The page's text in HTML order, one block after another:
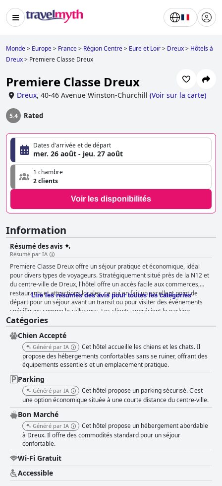
Monde> Europe> France> Région Centre> Eure et Loir> Dreux> Hôtels à
Dreux> Premiere Classe Dreux
Premiere Classe Dreux
Dreux, 40-46 Avenue Winston-Churchill (Voir sur la carte)
5.4 Rated
Dates d'arrivée et de départ
mer. 26 août - jeu. 27 août
1 chambre
2 clients
Voir les disponibilités
Information
Résumé des avis
Résumé par IA
Premiere Classe Dreux offre un séjour pratique et économique, idéal
pour divers types de voyageurs. Stratégiquement situé près de la N12 et
du centre-ville de Dreux, l'hôtel offre un accès facile aux commerces,
restaurants et attractions locales, ce qui en fait un excellent point de
départ pour un séjour avant un transit ou pour visiter des événements
spécifiques comme le rallycross. Les clients apprécient le parking
spacieux, propre et sécurisé, ce qui ajoute une tranquillité d'esprit pour
ceux qui viennent en voiture. Le petit-déjeuner de l'hôtel, bien que
basique, reçoit des remarques positives pour le pain frais et son prix
raisonnable. Cependant, le manque de variété et l'espace limité dans la
salle de petit-déjeuner peuvent être un inconvénient pour certains. Les
chambres sont décrites comme petites et ayant besoin de modernisation
avec une propreté variable, mais elles sont généralement considérées
comme adaptées pour des séjours courts ou d'urgence. Malgré l'usure,
les lits sont fréquemment mentionnés comme confortables, contribuant
à une nuit de sommeil réparatrice. L'atout majeur du Premiere Classe
Dreux est son personnel, qui est constamment loué pour sa gentillesse et
son serviabilité. Que ce soit l'accueil chaleureux ou le service attentif de
l'équipe de nettoyage, les efforts du personnel améliorent
considérablement l'expérience client. Bien que le service Wi-Fi ait des
critiques mitigées, allant de très bon à incohérent, le service global et
l'emplacement contribuent toujours positivement au séjour. En résumé,
Premiere Classe Dreux est apprécié pour son emplacement pratique, ses
prix économiques, son parking sécurisé et surtout pour son personnel
amical et arrangeant. Malgré certaines incohérences dans la propreté et
Lire les résumés des avis pour toutes les catégories
Catégories
Chien Accepté
Généré par IA
Cet hôtel accueille les chiens et les chats. Il
propose des hébergements confortables sans se ruiner, offrant des
équipements essentiels et un emplacement pratique.
Parking
Généré par IA
Cet hôtel propose un parking sécurisé. C'est
une option économique située à une courte distance du centre-ville.
Bon Marché
Généré par IA
Cet hôtel propose un hébergement abordable
à Dreux. Il offre des commodités standard pour un séjour
confortable.
Wi-Fi Gratuit
Accessible